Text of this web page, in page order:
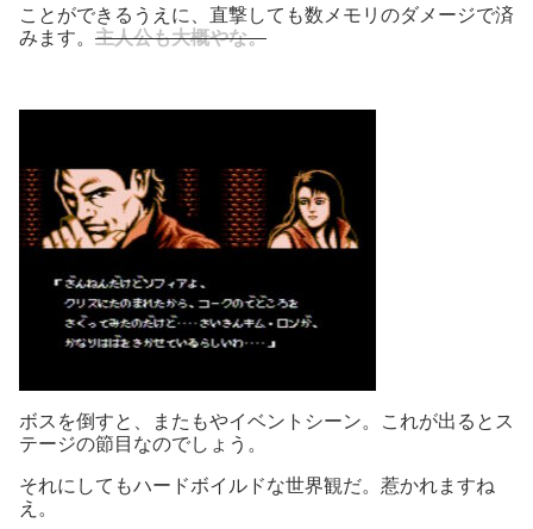
ことができるうえに、直撃しても数メモリのダメージで済
みます。 主人公も大概やな。
ボスを倒すと、またもやイベントシーン。これが出るとス
テージの節目なのでしょう。
それにしてもハードボイルドな世界観だ。惹かれますね
え。